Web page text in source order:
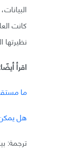
كانت
نظيرتها
اقرأ
ما
هل
ترجمة: